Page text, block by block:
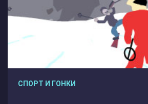
СПОРТ И ГОНКИ